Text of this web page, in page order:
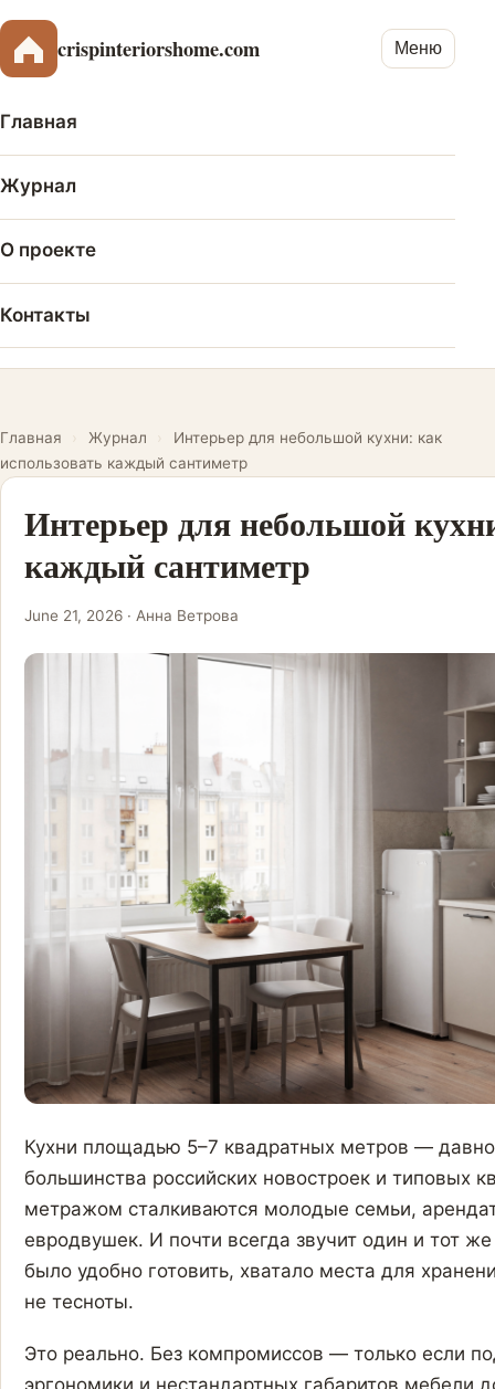
crispinteriorshome.com Меню
Главная
Журнал
О проекте
Контакты
Главная Журнал
Интерьер для небольшой кухни: как
использовать каждый сантиметр
Интерьер для небольшой
каждый сантиметр
June 21, 2026 · Анна Ветрова
Кухни площадью 5–7 квадратных метров —
большинства российских новостроек и типовых
метражом сталкиваются молодые семьи,
евродвушек. И почти всегда звучит один и тот
было удобно готовить, хватало места для
не тесноты.
Это реально. Без компромиссов — только если
эргономики и нестандартных габаритов мебели